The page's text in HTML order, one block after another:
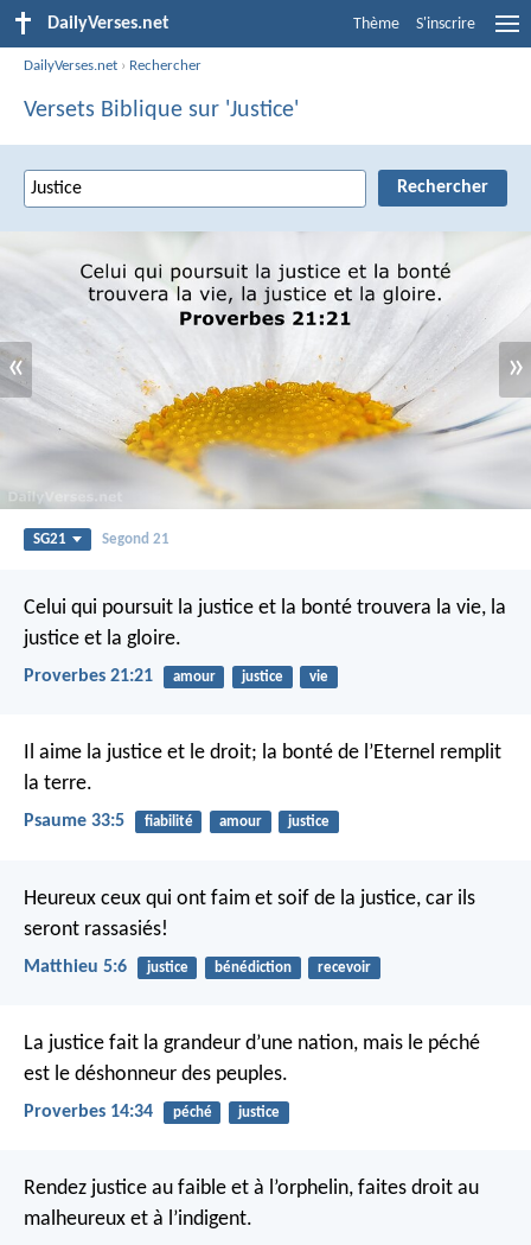
DailyVerses.net Thème S'inscrire
DailyVerses.net › Rechercher
Versets Biblique sur 'Justice'
« »
SG21 Segond 21
Celui qui poursuit la justice et la bonté trouvera la vie, la
justice et la gloire.
Proverbes 21:21 amour justice vie
Il aime la justice et le droit; la bonté de l’Eternel remplit
la terre.
Psaume 33:5 fiabilité amour justice
Heureux ceux qui ont faim et soif de la justice, car ils
seront rassasiés!
Matthieu 5:6 justice bénédiction recevoir
La justice fait la grandeur d’une nation, mais le péché
est le déshonneur des peuples.
Proverbes 14:34 péché justice
Rendez justice au faible et à l’orphelin, faites droit au
malheureux et à l’indigent.